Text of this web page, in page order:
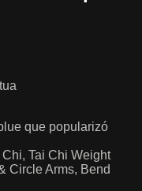
que popularizó
Tai Chi Weight
Circle Arms, Bend